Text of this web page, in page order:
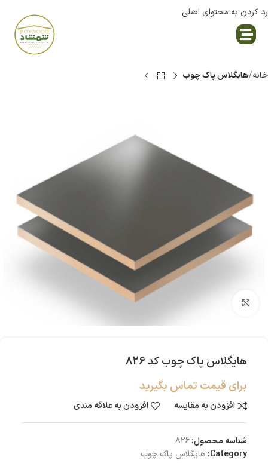
رد کردن به محتوای اصلی
خانه هایگلاس پاک چوب
هایگلاس پاک چوب کد 826
برای قیمت تماس بگیرید
افزودن به مقایسه افزودن به علاقه مندی
شناسه محصول:826
Category: هایگلاس پاک چوب